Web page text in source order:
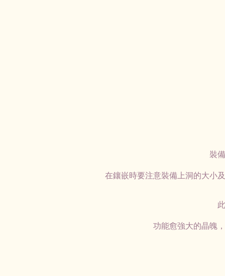
裝
在鑲嵌時要注意裝備上洞的大小
功能愈強大的晶魄